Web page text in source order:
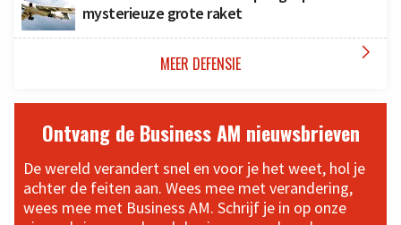
mysterieuze grote raket
MEER DEFENSIE 
Ontvang de Business AM nieuwsbrieven
De wereld verandert snel en voor je het weet, hol je
achter de feiten aan. Wees mee met verandering,
wees mee met Business AM. Schrijf je in op onze